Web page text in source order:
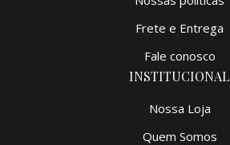
Frete e Entrega
Fale conosco
INSTITUCIONAL
Nossa Loja
Quem Somos